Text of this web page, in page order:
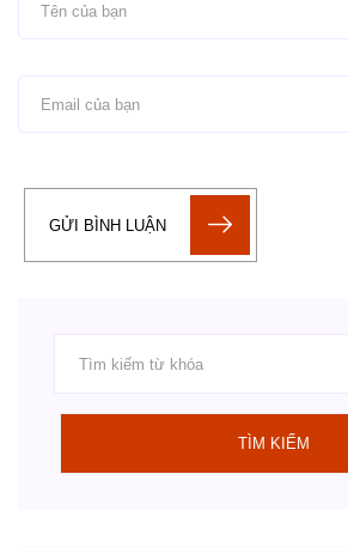
GỬI BÌNH LUẬN
TÌM KIẾM